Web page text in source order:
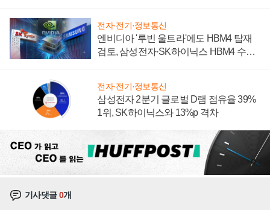
전자·전기·정보통신
엔비디아 '루빈 울트라'에도 HBM4 탑재
검토, 삼성전자·SK하이닉스 HBM4 수율
전자·전기·정보통신
삼성전자 2분기 글로벌 D램 점유율 39%
1위, SK하이닉스와 13%p 격차
기사댓글0개